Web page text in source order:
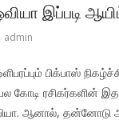
இப்படி
admin
பிக்பாஸ்
கோடி ரசிகர்களின்
ஆனால், தன்னோடு